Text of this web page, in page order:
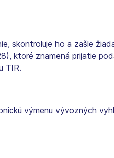
skontroluje ho a zašle
ktoré znamená prijatie
TIR.
výmenu vývozných